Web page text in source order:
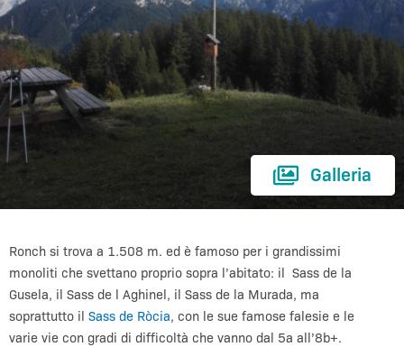
Galleria
Ronch si trova a 1.508 m. ed è famoso per i grandissimi
monoliti che svettano proprio sopra l’abitato: il Sass de la
Gusela, il Sass de l Aghinel, il Sass de la Murada, ma
soprattutto il Sass de Ròcia, con le sue famose falesie e le
varie vie con gradi di difficoltà che vanno dal 5a all’8b+.